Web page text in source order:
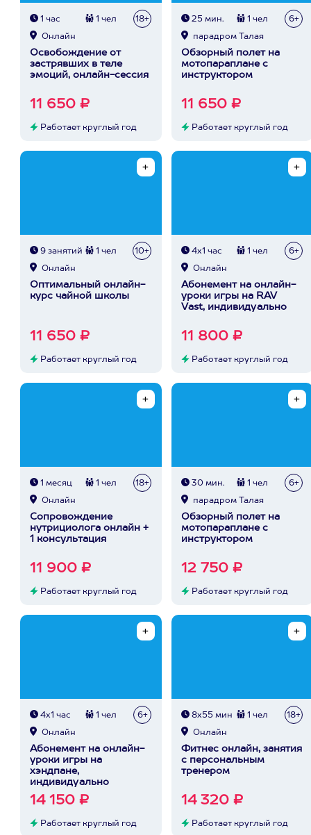
1 час 1 чел 18+
Онлайн
Освобождение от
застрявших в теле
эмоций, онлайн-сессия
11 650 ₽
Работает круглый год
25 мин. 1 чел 6+
парадром Талая
Обзорный полет на
мотопараплане с
инструктором
11 650 ₽
Работает круглый год
9 занятий 1 чел 10+
Онлайн
Оптимальный онлайн-
курс чайной школы
11 650 ₽
Работает круглый год
4х1 час 1 чел 6+
Онлайн
Абонемент на онлайн-
уроки игры на RAV
Vast, индивидуально
11 800 ₽
Работает круглый год
1 месяц 1 чел 18+
Онлайн
Сопровождение
нутрициолога онлайн +
1 консультация
11 900 ₽
Работает круглый год
30 мин. 1 чел 6+
парадром Талая
Обзорный полет на
мотопараплане с
инструктором
12 750 ₽
Работает круглый год
4х1 час 1 чел 6+
Онлайн
Абонемент на онлайн-
уроки игры на
хэндпане,
индивидуально
14 150 ₽
Работает круглый год
8х55 мин 1 чел 18+
Онлайн
Фитнес онлайн, занятия
с персональным
тренером
14 320 ₽
Работает круглый год